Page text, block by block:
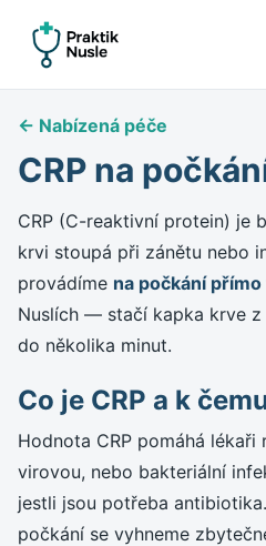
← Nabízená péče
CRP na
CRP (C-reaktivní protein) je
krvi stoupá při zánětu nebo
provádíme na počkání
Nuslích — stačí kapka krve
do několika minut.
Co je CRP a k
Hodnota CRP pomáhá
virovou, nebo bakteriální
jestli jsou potřeba
počkání se vyhneme